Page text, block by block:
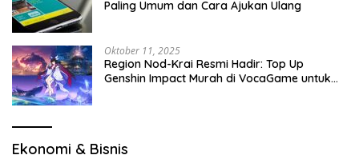
Paling Umum dan Cara Ajukan Ulang
Oktober 11, 2025
Region Nod-Krai Resmi Hadir: Top Up
Genshin Impact Murah di VocaGame untuk
Ekonomi & Bisnis